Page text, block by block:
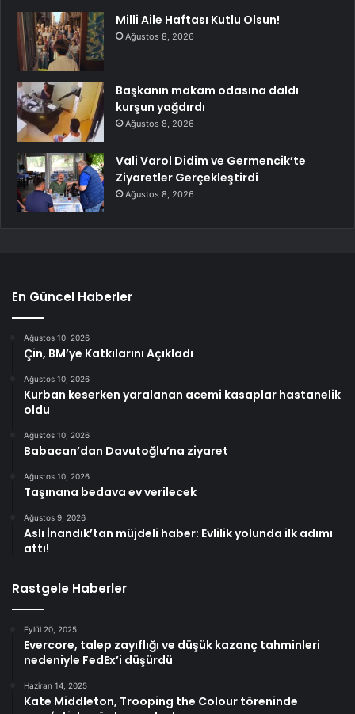
Milli Aile Haftası Kutlu Olsun!
Ağustos 8, 2026
Başkanın makam odasına daldı
kurşun yağdırdı
Ağustos 8, 2026
Vali Varol Didim ve Germencik’te
Ziyaretler Gerçekleştirdi
Ağustos 8, 2026
En Güncel Haberler
Ağustos 10, 2026
Çin, BM’ye Katkılarını Açıkladı
Ağustos 10, 2026
Kurban keserken yaralanan acemi kasaplar hastanelik
oldu
Ağustos 10, 2026
Babacan’dan Davutoğlu’na ziyaret
Ağustos 10, 2026
Taşınana bedava ev verilecek
Ağustos 9, 2026
Aslı İnandık’tan müjdeli haber: Evlilik yolunda ilk adımı
attı!
Rastgele Haberler
Eylül 20, 2025
Evercore, talep zayıflığı ve düşük kazanç tahminleri
nedeniyle FedEx’i düşürdü
Haziran 14, 2025
Kate Middleton, Trooping the Colour töreninde